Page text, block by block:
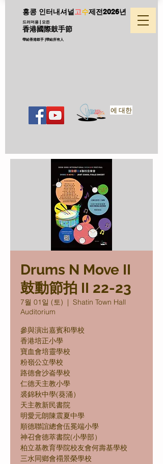
홍콩 인터내셔널 고수제전2026년
드러머용 | 모든
香港國際鼓手節
帶給香港鼓手 |帶給所有人
에 대한
Drums N Move II
鼓動節拍 II 22-23
7월 01일 (토)
  |
Shatin Town Hall
Auditorium
參與演出嘉賓和學校
香港培正小學
寶血會培靈學校
粉嶺公立學校
路德會沙崙學校
仁德天主教小學
裘錦秋中學(葵涌）
天主教新民書院
明愛元朗陳震夏中學
順德聯誼總會伍冕端小學
神召會德萃書院(小學部）
柏立基教育學院校友會何壽基學校
三水同鄉會禤景榮學校